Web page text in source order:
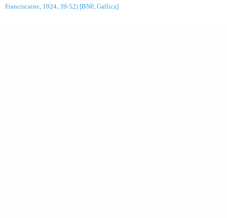
Franciscaine, 1924, 39-52) [BNF, Gallica]